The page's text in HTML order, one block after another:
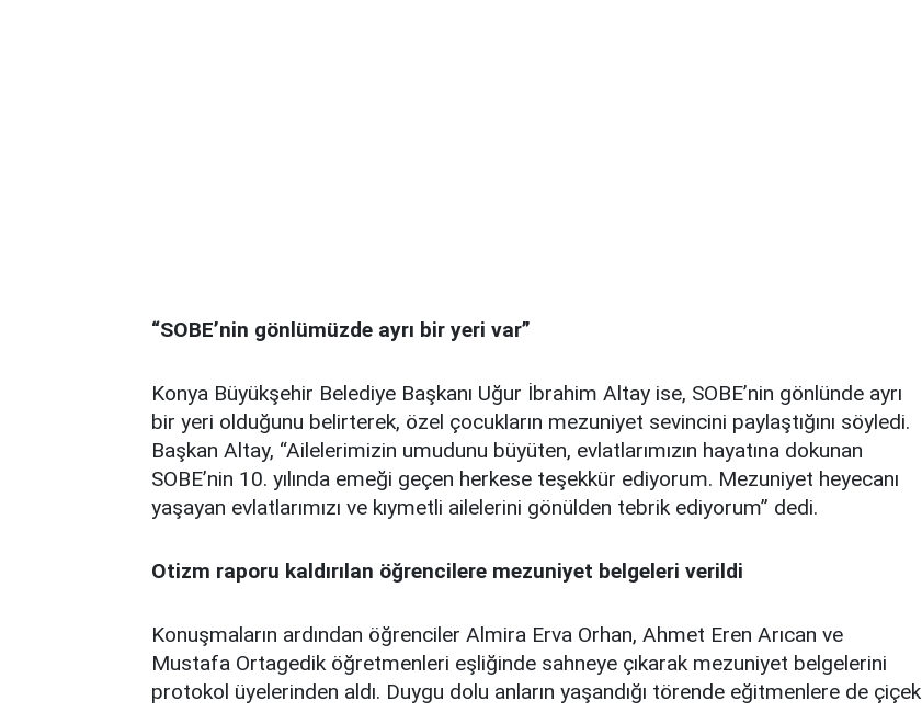
“SOBE’nin gönlümüzde ayrı bir yeri var”
Konya Büyükşehir Belediye Başkanı Uğur İbrahim Altay ise, SOBE’nin gönlünde ayrı
bir yeri olduğunu belirterek, özel çocukların mezuniyet sevincini paylaştığını söyledi.
Başkan Altay, “Ailelerimizin umudunu büyüten, evlatlarımızın hayatına dokunan
SOBE’nin 10. yılında emeği geçen herkese teşekkür ediyorum. Mezuniyet heyecanı
yaşayan evlatlarımızı ve kıymetli ailelerini gönülden tebrik ediyorum” dedi.
Otizm raporu kaldırılan öğrencilere mezuniyet belgeleri verildi
Konuşmaların ardından öğrenciler Almira Erva Orhan, Ahmet Eren Arıcan ve
Mustafa Ortagedik öğretmenleri eşliğinde sahneye çıkarak mezuniyet belgelerini
protokol üyelerinden aldı. Duygu dolu anların yaşandığı törende eğitmenlere de çiçek